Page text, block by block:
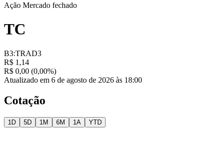
Ação Mercado fechado
TC
B3:TRAD3
R$ 1,14
R$ 0,00 (0,00%)
Atualizado em 6 de agosto de 2026 às 18:00
Cotação
1D 5D 1M 6M 1A YTD